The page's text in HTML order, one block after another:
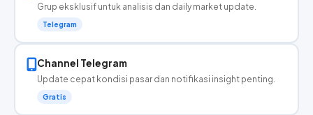
Grup eksklusif untuk analisis dan daily market update.
Telegram
Channel Telegram
Update cepat kondisi pasar dan notifikasi insight penting.
Gratis